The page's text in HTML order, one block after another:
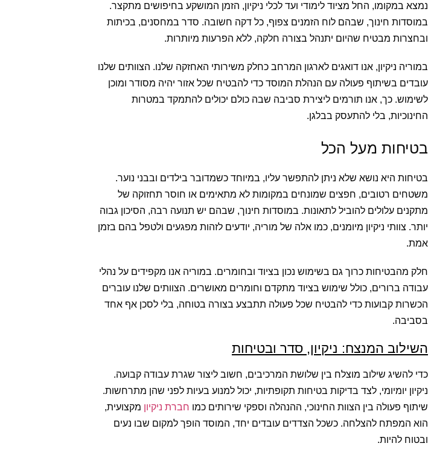
נמצא במקומו, החל מציוד לימודי ועד לכלי ניקיון, הזמן המושקע בחיפושים מתקצר.
במוסדות חינוך, שבהם לוח הזמנים צפוף, כל דקה חשובה. סדר במחסנים, בכיתות
ובחצרות מבטיח שהיום יתנהל בצורה חלקה, ללא הפרעות מיותרות.
במוריה ניקיון, אנו דואגים לארגון המרחב כחלק משירותי האחזקה שלנו. הצוותים שלנו
עובדים בשיתוף פעולה עם הנהלת המוסד כדי להבטיח שכל אזור יהיה מסודר ומוכן
לשימוש. כך, אנו תורמים ליצירת סביבה שבה כולם יכולים להתמקד במטרות
החינוכיות, בלי להתעסק בבלגן.
בטיחות מעל הכל
בטיחות היא נושא שלא ניתן להתפשר עליו, במיוחד כשמדובר בילדים ובבני נוער.
משטחים רטובים, חפצים שמונחים במקומות לא מתאימים או חוסר תחזוקה של
מתקנים עלולים להוביל לתאונות. במוסדות חינוך, שבהם יש תנועה רבה, הסיכון גבוה
יותר. צוותי ניקיון מיומנים, כמו אלה של מוריה, יודעים לזהות מפגעים ולטפל בהם בזמן
אמת.
חלק מהבטיחות כרוך גם בשימוש נכון בציוד ובחומרים. במוריה אנו מקפידים על נהלי
עבודה ברורים, כולל שימוש בציוד מתקדם וחומרים מאושרים. הצוותים שלנו עוברים
הכשרות קבועות כדי להבטיח שכל פעולה תתבצע בצורה בטוחה, בלי לסכן אף אחד
בסביבה.
השילוב המנצח: ניקיון, סדר ובטיחות
כדי להשיג שילוב מוצלח בין שלושת המרכיבים, חשוב ליצור שגרת עבודה קבועה.
ניקיון יומיומי, לצד בדיקות בטיחות תקופתיות, יכול למנוע בעיות לפני שהן מתרחשות.
שיתוף פעולה בין הצוות החינוכי, ההנהלה וספקי שירותים כמו חברת ניקיון מקצועית,
הוא המפתח להצלחה. כשכל הצדדים עובדים יחד, המוסד הופך למקום שבו נעים
ובטוח להיות.